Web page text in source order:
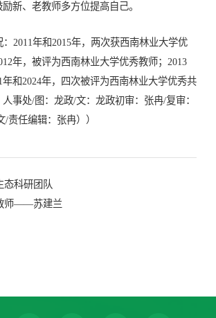
新、老教师多方位提高自己。
2011年和2015年，两次获西南林业大学优
年，被评为西南林业大学优秀教师；2013
年和2024年，四次被评为西南林业大学优秀共
事处/图：龙政/文：龙政初审：张冉/复审：
责任编辑：张冉））
态科研团队
师——苏建兰